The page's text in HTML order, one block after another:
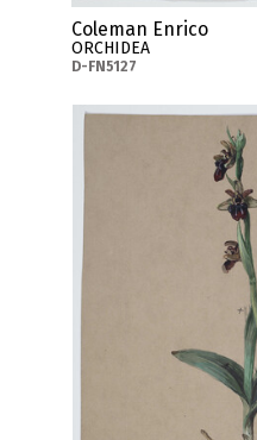
Coleman Enrico
ORCHIDEA
D-FN5127